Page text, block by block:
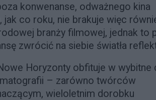
konwenanse, odważnego kina
jak co roku, nie brakuje więc
branży filmowej, jednak to
zwrócić na siebie światła
Horyzonty obfituje w wybitne
– zarówno twórców
wieloletnim dorobku